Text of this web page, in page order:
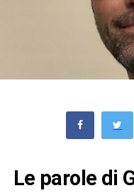
Le parole di